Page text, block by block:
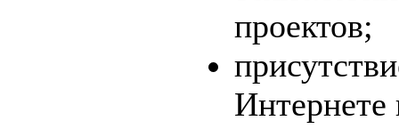
проектов;
Интернете